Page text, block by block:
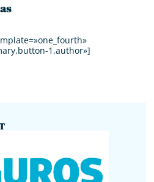
1,author»]